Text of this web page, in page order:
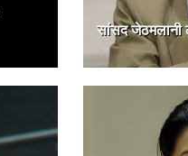
सांसद जेठमलानी